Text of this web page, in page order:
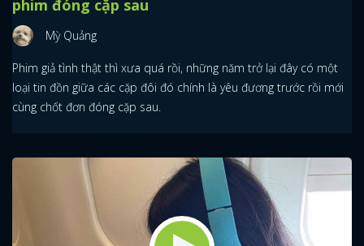
phim đóng cặp sau
Mỳ Quảng
Phim giả tình thật thì xưa quá rồi, những năm trở lại đây có một
loại tin đồn giữa các cặp đôi đó chính là yêu đương trước rồi mới
cùng chốt đơn đóng cặp sau.